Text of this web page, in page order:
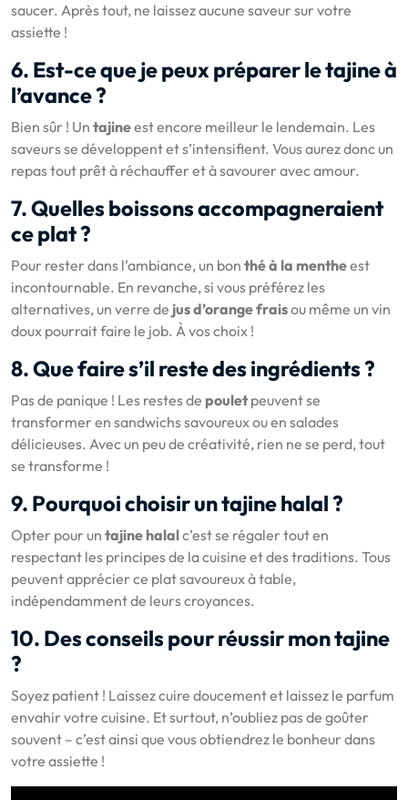
saucer. Après tout, ne laissez aucune saveur sur votre
assiette !
6. Est-ce que je peux préparer le tajine à
l’avance ?
Bien sûr ! Un tajineest encore meilleur le lendemain. Les
saveurs se développent et s’intensifient. Vous aurez donc un
repas tout prêt à réchauffer et à savourer avec amour.
7. Quelles boissons accompagneraient
ce plat ?
Pour rester dans l’ambiance, un bon thé à la mentheest
incontournable. En revanche, si vous préférez les
alternatives, un verre de jus d’orange fraisou même un vin
doux pourrait faire le job. À vos choix !
8. Que faire s’il reste des ingrédients ?
Pas de panique ! Les restes de poulet peuvent se
transformer en sandwichs savoureux ou en salades
délicieuses. Avec un peu de créativité, rien ne se perd, tout
se transforme !
9. Pourquoi choisir un tajine halal ?
Opter pour un tajine halalc’est se régaler tout en
respectant les principes de la cuisine et des traditions. Tous
peuvent apprécier ce plat savoureux à table,
indépendamment de leurs croyances.
10. Des conseils pour réussir mon tajine
?
Soyez patient ! Laissez cuire doucement et laissez le parfum
envahir votre cuisine. Et surtout, n’oubliez pas de goûter
souvent – c’est ainsi que vous obtiendrez le bonheur dans
votre assiette !